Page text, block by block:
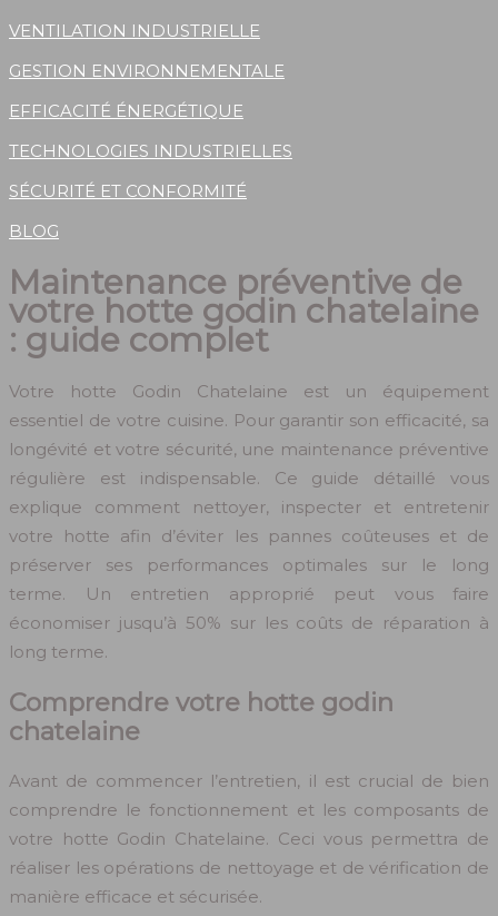
VENTILATION INDUSTRIELLE
GESTION ENVIRONNEMENTALE
EFFICACITÉ ÉNERGÉTIQUE
TECHNOLOGIES INDUSTRIELLES
SÉCURITÉ ET CONFORMITÉ
BLOG
Maintenance préventive de
votre hotte godin chatelaine
: guide complet
Votre hotte Godin Chatelaine est un équipement
essentiel de votre cuisine. Pour garantir son efficacité, sa
longévité et votre sécurité, une maintenance préventive
régulière est indispensable. Ce guide détaillé vous
explique comment nettoyer, inspecter et entretenir
votre hotte afin d’éviter les pannes coûteuses et de
préserver ses performances optimales sur le long
terme. Un entretien approprié peut vous faire
économiser jusqu’à 50% sur les coûts de réparation à
long terme.
Comprendre votre hotte godin
chatelaine
Avant de commencer l’entretien, il est crucial de bien
comprendre le fonctionnement et les composants de
votre hotte Godin Chatelaine. Ceci vous permettra de
réaliser les opérations de nettoyage et de vérification de
manière efficace et sécurisée.